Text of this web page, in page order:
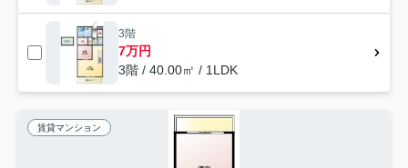
3階
7万円
3階 / 40.00㎡ / 1LDK
賃貸マンション